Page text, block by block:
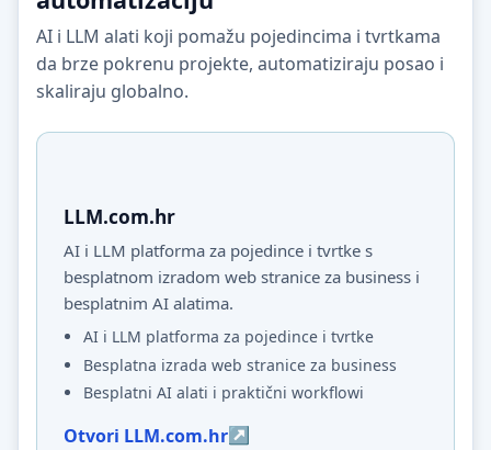
AI i LLM alati koji pomažu pojedincima i tvrtkama
da brze pokrenu projekte, automatiziraju posao i
skaliraju globalno.
LLM.com.hr
AI i LLM platforma za pojedince i tvrtke s
besplatnom izradom web stranice za business i
besplatnim AI alatima.
AI i LLM platforma za pojedince i tvrtke
Besplatna izrada web stranice za business
Besplatni AI alati i praktični workflowi
Otvori LLM.com.hr